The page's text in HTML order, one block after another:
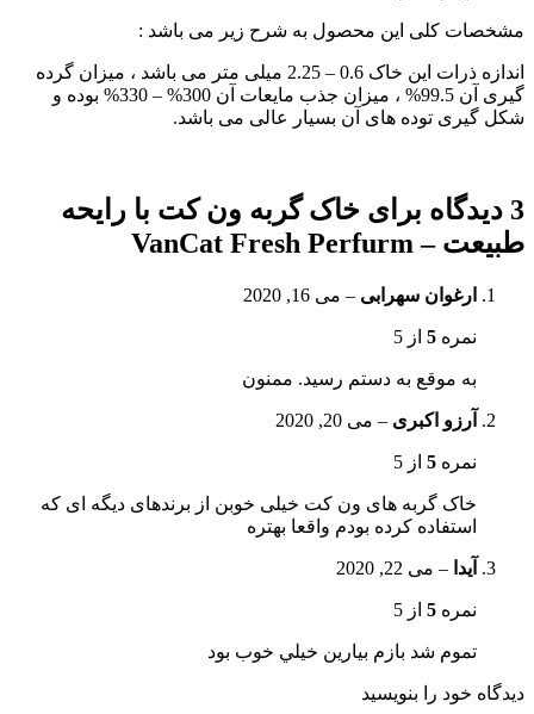
مشخصات کلی این محصول به شرح زیر می باشد :
اندازه ذرات این خاک 0.6 – 2.25 میلی متر می باشد ، میزان گرده
گیری آن 99.5% ، میزان جذب مایعات آن 300% – 330% بوده و
شکل گیری توده های آن بسیار عالی می باشد.
3 دیدگاه برای
خاک گربه ون کت با رایحه
طبیعت – VanCat Fresh Perfurm
ارغوان سهرابی – می 16, 2020
نمره 5 از 5
به موقع به دستم رسید. ممنون
آرزو اکبری – می 20, 2020
نمره 5 از 5
خاک گربه های ون کت خیلی خوبن از برندهای دیگه ای که
استفاده کرده بودم واقعا بهتره
آيدا – می 22, 2020
نمره 5 از 5
تموم شد بازم بيارين خيلي خوب بود
دیدگاه خود را بنویسید